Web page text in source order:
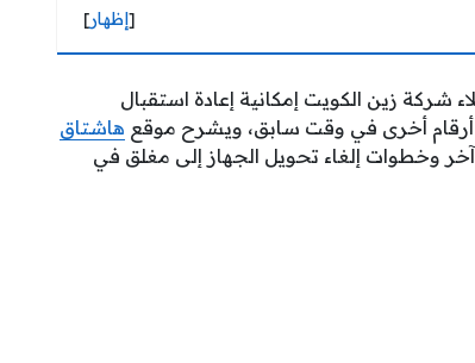
[إظهار]
شركة زين الكويت إمكانية إعادة استقبال
أرقام أخرى في وقت سابق، ويشرح موقع هاشتاق
وخطوات إلغاء تحويل الجهاز إلى مغلق في